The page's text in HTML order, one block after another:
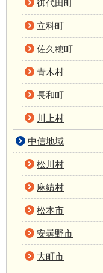
御代田町
立科町
佐久穂町
青木村
長和町
川上村
中信地域
松川村
麻績村
松本市
安曇野市
大町市